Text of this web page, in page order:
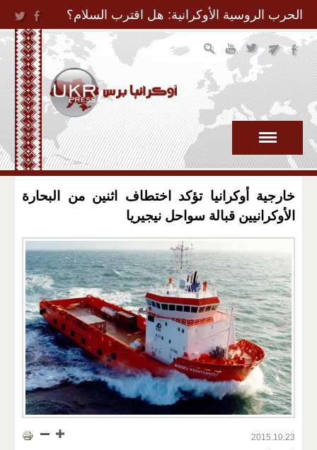
Jump to Navigation
الحرب الروسية الأوكرانية: هل اقترب السلام؟
خارجية أوكرانيا تؤكد اختطاف اثنين من البحارة
الأوكرانيين قبالة سواحل نيجيريا
2015.10.23